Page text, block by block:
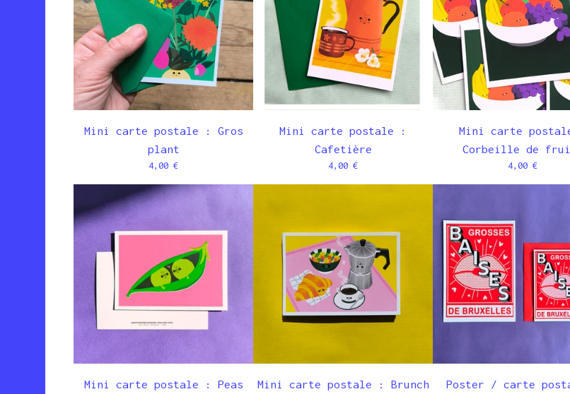
Mini carte postale : Gros
plant
4,00 €
Mini carte postale :
Cafetière
4,00 €
Mini carte
Corbeille de
4,00 €
Mini carte postale : Peas
Mini carte postale : Brunch
Poster / carte